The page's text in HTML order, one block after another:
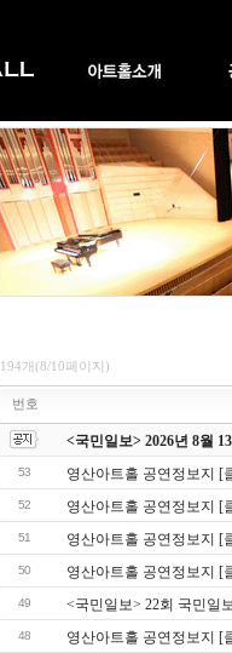
194개(8/10페이지)
번호
<국민일보> 2026년 8월
53 영산아트홀 공연정보지 [
52 영산아트홀 공연정보지 [
51 영산아트홀 공연정보지 [
50 영산아트홀 공연정보지 [
49 <국민일보> 22회 국민일
48 영산아트홀 공연정보지 [